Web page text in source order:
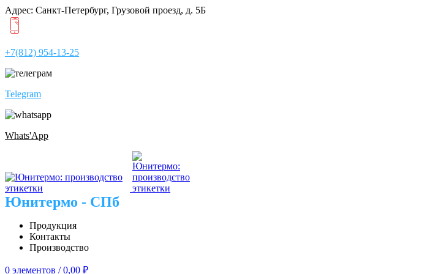
Адрес: Санкт-Петербург, Грузовой проезд, д. 5Б
+7(812) 954-13-25
Telegram
Whats'App
Юнитермо - СПб
Продукция
Контакты
Производство
0 элементов / 0,00 ₽